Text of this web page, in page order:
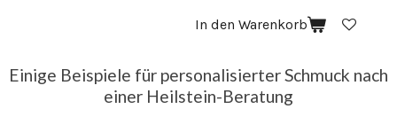
In den Warenkorb
Einige Beispiele für personalisierter Schmuck nach
einer Heilstein-Beratung